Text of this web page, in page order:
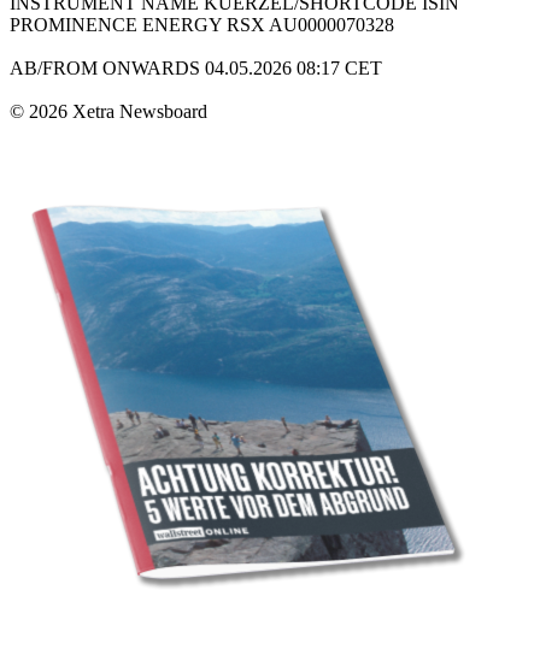
PROMINENCE ENERGY RSX AU0000070328
AB/FROM ONWARDS 04.05.2026 08:17 CET
© 2026 Xetra Newsboard